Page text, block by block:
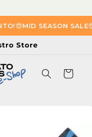
😎​MID SEASON SALE😎​
Store
Carrello